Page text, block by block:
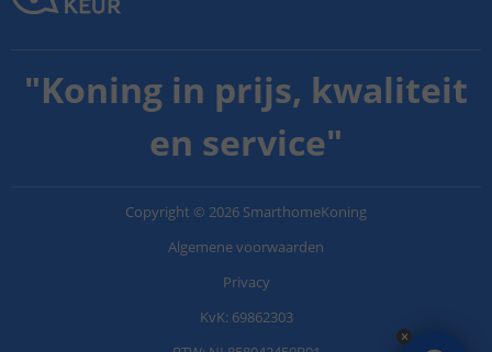
"Koning in prijs, kwaliteit
en service"
Copyright © 2026 SmarthomeKoning
Algemene voorwaarden
Privacy
KvK: 69862303